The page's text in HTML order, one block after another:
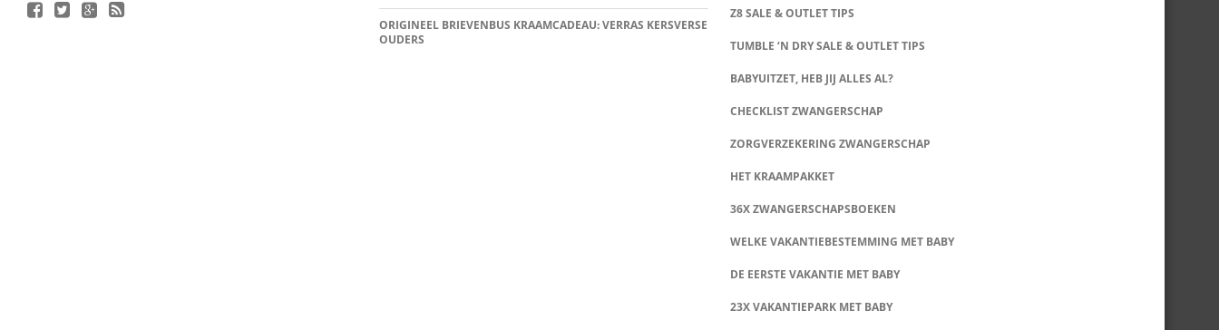
ORIGINEEL BRIEVENBUS KRAAMCADEAU: VERRAS KERSVERSE
OUDERS
Z8 SALE & OUTLET TIPS
TUMBLE ‘N DRY SALE & OUTLET TIPS
BABYUITZET, HEB JIJ ALLES AL?
CHECKLIST ZWANGERSCHAP
ZORGVERZEKERING ZWANGERSCHAP
HET KRAAMPAKKET
36X ZWANGERSCHAPSBOEKEN
WELKE VAKANTIEBESTEMMING MET BABY
DE EERSTE VAKANTIE MET BABY
23X VAKANTIEPARK MET BABY